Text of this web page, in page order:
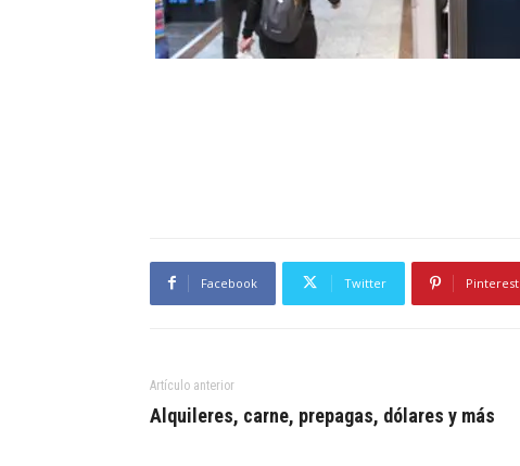
Facebook Twitter Pinterest
Artículo anterior
Alquileres, carne, prepagas, dólares y más